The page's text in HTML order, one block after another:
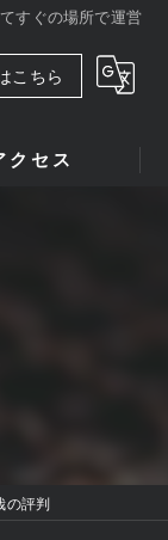
すぐの場所で運営
こちら
クセス
の評判